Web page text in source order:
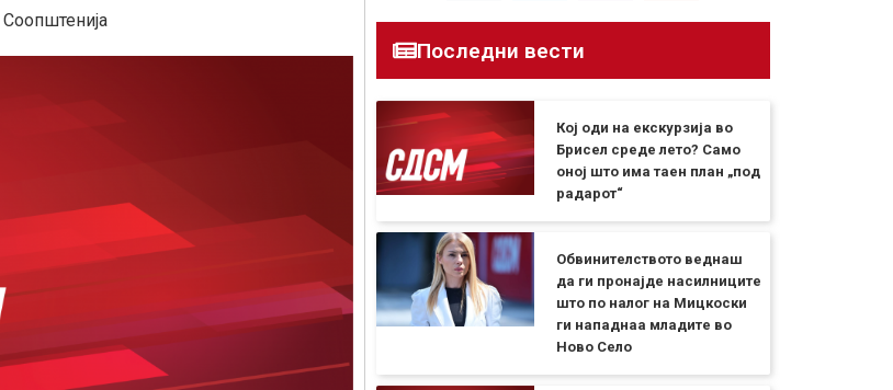
Соопштенија
Последни вести
Кој оди на екскурзија во
Брисел среде лето? Само
оној што има таен план „под
радарот“
Обвинителството веднаш
да ги пронајде насилниците
што по налог на Мицкоски
ги нападнаа младите во
Ново Село